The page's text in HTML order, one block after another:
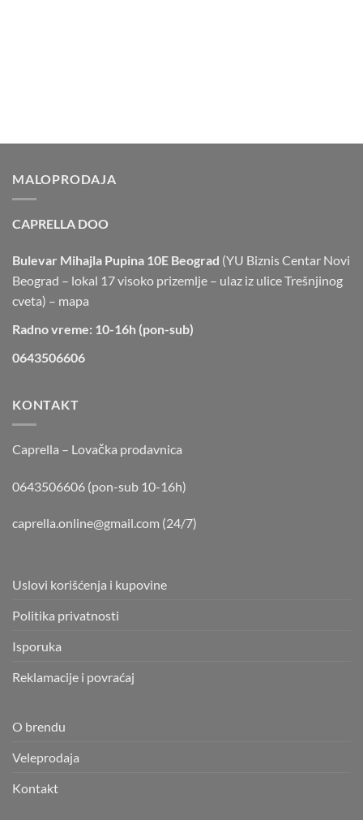
MALOPRODAJA
CAPRELLA DOO
Bulevar Mihajla Pupina 10E Beograd (YU Biznis Centar Novi
Beograd – lokal 17 visoko prizemlje – ulaz iz ulice Trešnjinog
cveta) – mapa
Radno vreme: 10-16h (pon-sub)
0643506606
KONTAKT
Caprella – Lovačka prodavnica
0643506606 (pon-sub 10-16h)
caprella.online@gmail.com (24/7)
Uslovi korišćenja i kupovine
Politika privatnosti
Isporuka
Reklamacije i povraćaj
O brendu
Veleprodaja
Kontakt